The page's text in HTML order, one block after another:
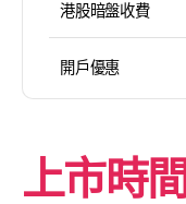
港股暗盤收費
開戶優惠
上市時